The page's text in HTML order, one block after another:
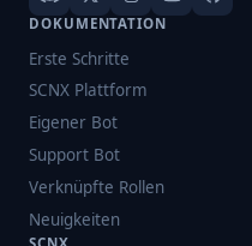
DOKUMENTATION
Erste Schritte
SCNX Plattform
Eigener Bot
Support Bot
Verknüpfte Rollen
Neuigkeiten